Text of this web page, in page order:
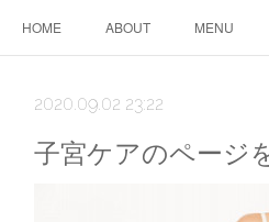
HOME ABOUT MENU
2020.09.02 23:22
子宮ケアのページ